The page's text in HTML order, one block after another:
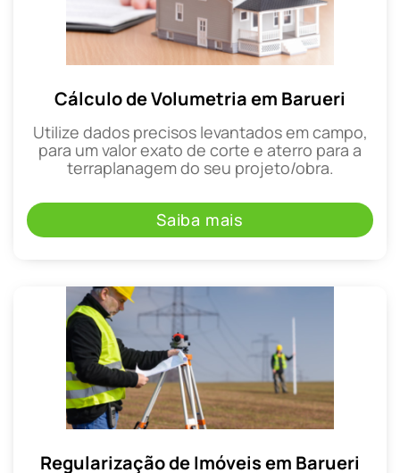
Cálculo de Volumetria em Barueri
Utilize dados precisos levantados em campo,
para um valor exato de corte e aterro para a
terraplanagem do seu projeto/obra.
Saiba mais
Regularização de Imóveis em Barueri